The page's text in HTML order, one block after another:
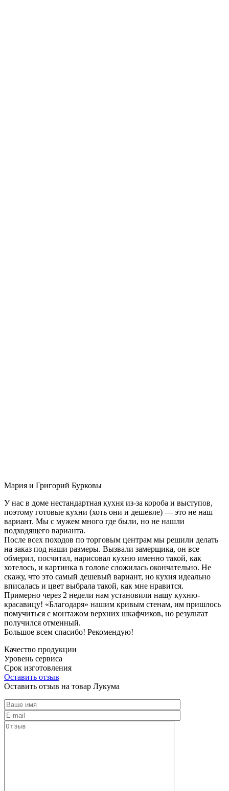
Мария и Григорий Бурковы
У нас в доме нестандартная кухня из-за короба и выступов,
поэтому готовые кухни (хоть они и дешевле) — это не наш
вариант. Мы с мужем много где были, но не нашли
подходящего варианта.
После всех походов по торговым центрам мы решили делать
на заказ под наши размеры. Вызвали замерщика, он все
обмерил, посчитал, нарисовал кухню именно такой, как
хотелось, и картинка в голове сложилась окончательно. Не
скажу, что это самый дешевый вариант, но кухня идеально
вписалась и цвет выбрала такой, как мне нравится.
Примерно через 2 недели нам установили нашу кухню-
красавицу! «Благодаря» нашим кривым стенам, им пришлось
помучиться с монтажом верхних шкафчиков, но результат
получился отменный.
Большое всем спасибо! Рекомендую!
Качество продукции
Уровень сервиса
Срок изготовления
Оставить отзыв
Оставить отзыв на товар Лукума